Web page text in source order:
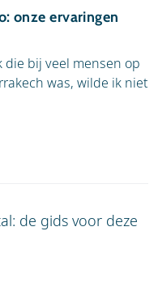
onze ervaringen
die bij veel mensen op
was, wilde ik niet